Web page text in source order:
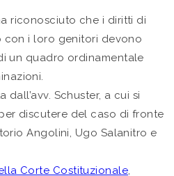
riconosciuto che i diritti di
i loro genitori devono
un quadro ordinamentale
Schuster, a cui si
discutere del caso di fronte
Angolini, Ugo Salanitro e
Corte Costituzionale,